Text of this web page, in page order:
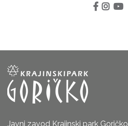
Javni zavod Krajinski park Goričko